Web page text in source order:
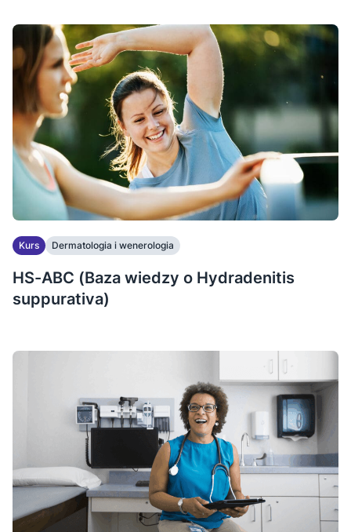
Kurs Dermatologia i wenerologia
HS-ABC (Baza wiedzy o Hydradenitis
suppurativa)